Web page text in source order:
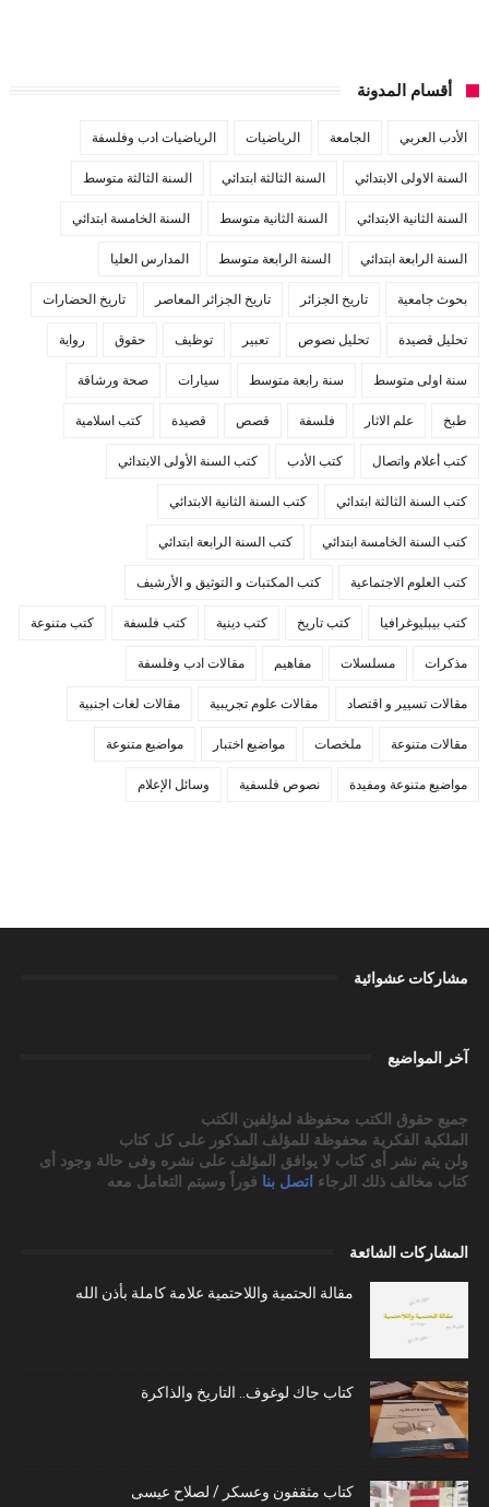
أقسام المدونة
الأدب العربي الجامعة الرياضيات الرياضيات ادب وفلسفة
السنة الاولى الابتدائي السنة الثالثة ابتدائي السنة الثالثة متوسط
السنة الثانية الابتدائي السنة الثانية متوسط السنة الخامسة ابتدائي
السنة الرابعة ابتدائي السنة الرابعة متوسط المدارس العليا
بحوث جامعية تاريخ الجزائر تاريخ الجزائر المعاصر تاريخ الحضارات
تحليل قصيدة تحليل نصوص تعبير توظيف حقوق رواية
سنة اولى متوسط سنة رابعة متوسط سيارات صحة ورشاقة
طبخ علم الاثار فلسفة قصص قصيدة كتب اسلامية
كتب أعلام واتصال كتب الأدب كتب السنة الأولى الابتدائي
كتب السنة الثالثة ابتدائي كتب السنة الثانية الابتدائي
كتب السنة الخامسة ابتدائي كتب السنة الرابعة ابتدائي
كتب العلوم الاجتماعية كتب المكتبات و التوثيق و الأرشيف
كتب بيبليوغرافيا كتب تاريخ كتب دينية كتب فلسفة كتب متنوعة
مذكرات مسلسلات مفاهيم مقالات ادب وفلسفة
مقالات تسيير و اقتصاد مقالات علوم تجريبية مقالات لغات اجنبية
مقالات متنوعة ملخصات مواضيع اختبار مواضيع متنوعة
مواضيع متنوعة ومفيدة نصوص فلسفية وسائل الإعلام
مشاركات عشوائية
آخر المواضيع
جميع حقوق الكتب محفوظة لمؤلفين الكتب
الملكية الفكرية محفوظة للمؤلف المذكور على كل كتاب
ولن يتم نشر أى كتاب لا يوافق المؤلف على نشره وفى حالة وجود أى
كتاب مخالف ذلك الرجاء اتصل بنا فوراً وسيتم التعامل معه
المشاركات الشائعة
مقالة الحتمية واللاحتمية علامة كاملة بأذن الله
كتاب جاك لوغوف.. التاريخ والذاكرة
كتاب مثقفون وعسكر / لصلاح عيسى